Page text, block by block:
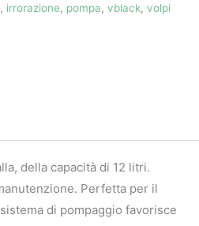
, irrorazione, pompa, vblack, volpi
della capacità di 12 litri.
Perfetta per il
di pompaggio favorisce